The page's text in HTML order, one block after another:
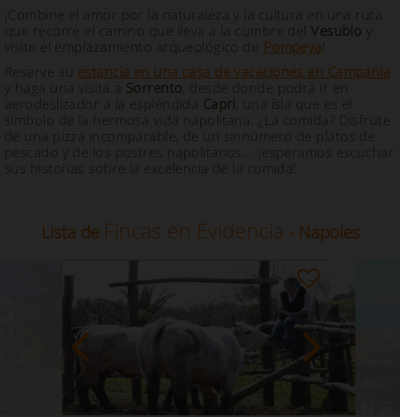
¡Combine el amor por la naturaleza y la cultura en una ruta
que recorre el camino que lleva a la cumbre delVesubio y
visite el emplazamiento arqueológico de Pompeya!
Reserve su estancia en una casa de vacaciones en Campania
y haga una visita a Sorrento, desde donde podrá ir en
aerodeslizador a la espléndida Capri, una isla que es el
símbolo de la hermosa vida napolitana. ¿La comida? Disfrute
de una pizza incomparable, de un sinnúmero de platos de
pescado y de los postres napolitanos... ¡esperamos escuchar
sus historias sobre la excelencia de la comida!
Lista de Fincas en Evidencia - Napoles